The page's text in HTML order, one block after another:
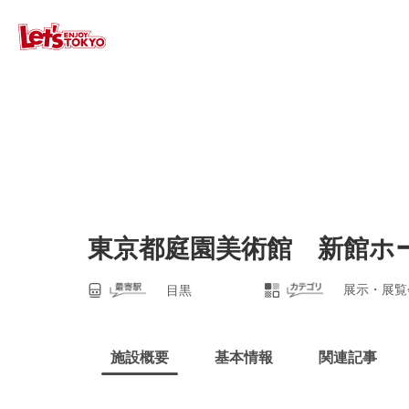
東京都庭園美術館 新館ホ
目黒 展示・展
施設概要 基本情報 関連記事